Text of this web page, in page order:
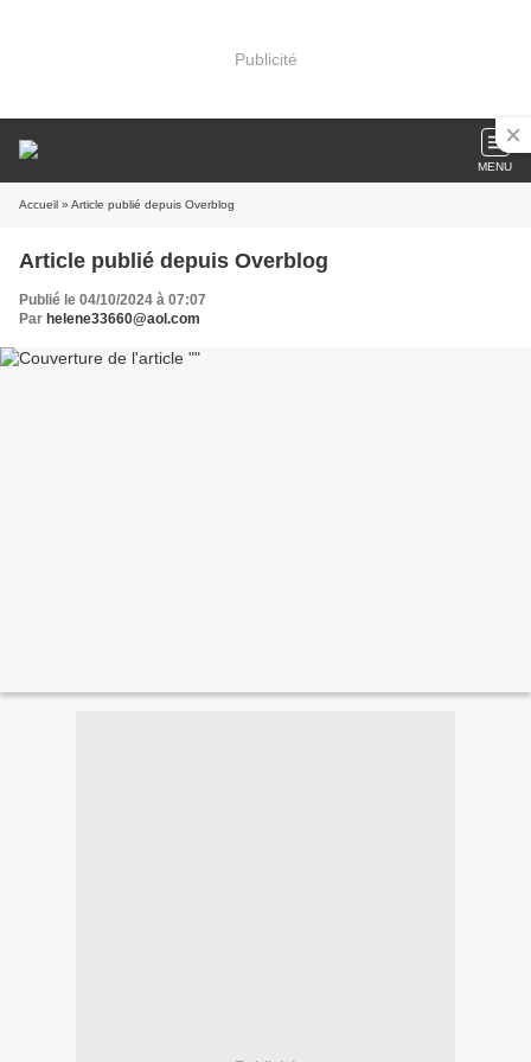
Publicité
MENU
Accueil » Article publié depuis Overblog
Article publié depuis Overblog
Publié le 04/10/2024 à 07:07
Par helene33660@aol.com